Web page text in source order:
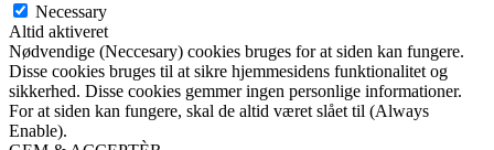
Necessary
Altid aktiveret
Nødvendige (Neccesary) cookies bruges for at siden kan fungere.
Disse cookies bruges til at sikre hjemmesidens funktionalitet og
sikkerhed. Disse cookies gemmer ingen personlige informationer.
For at siden kan fungere, skal de altid været slået til (Always
Enable).